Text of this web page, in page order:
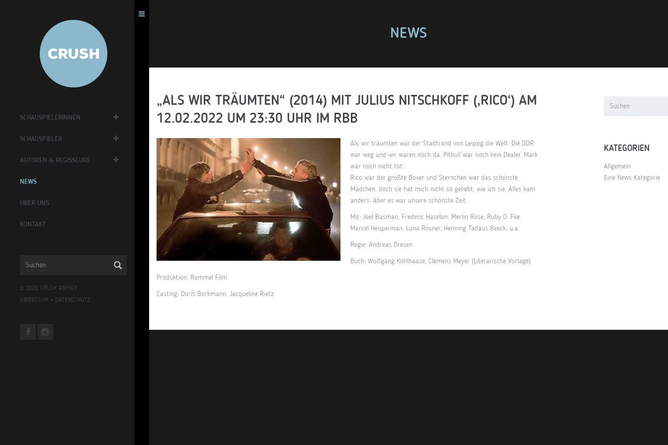
SCHAUSPIELERINNEN
SCHAUSPIELER
AUTOREN & REGISSEURE
NEWS
ÜBER UNS
KONTAKT
© 2026 CRUSH AGENCY
IMPRESSUM + DATENSCHUTZ
NEWS
„ALS WIR TRÄUMTEN“ (2014) MIT JULIUS NITSCHKOFF (‚RICO‘) AM
12.02.2022 UM 23:30 UHR IM RBB
Als wir träumten war der Stadtrand von Leipzig die Welt. Die DDR
war weg und wir waren noch da. Pitbull war noch kein Dealer. Mark
war noch nicht tot.
Rico war der größte Boxer und Sternchen war das schönste
Mädchen, doch sie hat mich nicht so geliebt, wie ich sie. Alles kam
anders. Aber es war unsere schönste Zeit.
Mit: Joel Basman, Frederic Haselon, Merlin Rose, Ruby O. Fee,
Marcel Heuperman, Luna Rösner, Henning Tadäus Beeck, u.a.
Regie: Andreas Dresen
Buch: Wolfgang Kohlhaase, Clemens Meyer (Literarische Vorlage)
Produktion: Rommel Film
Casting: Doris Borkmann, Jacqueline Rietz
KATEGORIEN
Allgemein
Eine News Kategorie